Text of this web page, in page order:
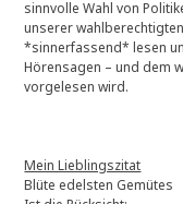
sinnvolle Wahl von
unserer
*sinnerfassend* lesen
Hörensagen – und dem
vorgelesen wird.
Mein Lieblingszitat
Blüte edelsten Gemütes